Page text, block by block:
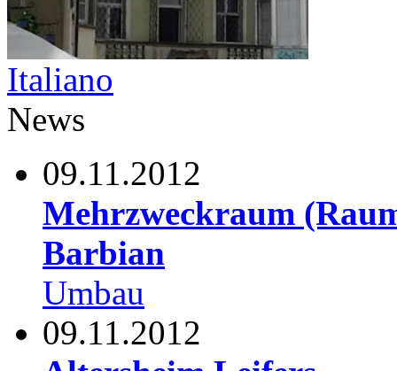
Italiano
News
09.11.2012
Mehrzweckraum
Barbian
Umbau
09.11.2012